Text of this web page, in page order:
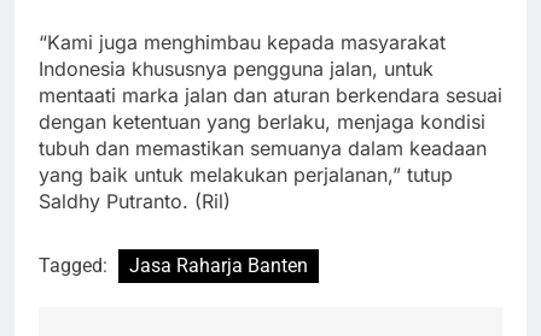
“Kami juga menghimbau kepada masyarakat
Indonesia khususnya pengguna jalan, untuk
mentaati marka jalan dan aturan berkendara sesuai
dengan ketentuan yang berlaku, menjaga kondisi
tubuh dan memastikan semuanya dalam keadaan
yang baik untuk melakukan perjalanan,” tutup
Saldhy Putranto. (Ril)
Tagged: Jasa Raharja Banten